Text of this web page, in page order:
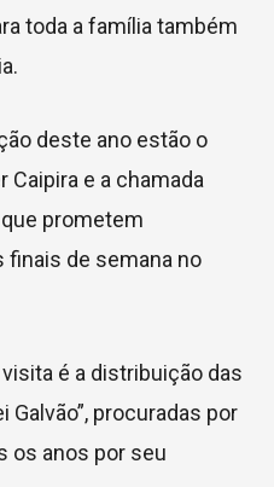
toda a família também
deste ano estão o
e a chamada
que prometem
finais de semana no
é a distribuição das
Galvão”, procuradas por
os anos por seu